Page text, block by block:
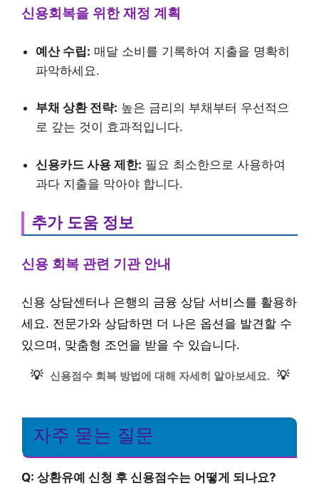
신용회복을 위한 재정 계획
예산 수립: 매달 소비를 기록하여 지출을 명확히
파악하세요.
부채 상환 전략: 높은 금리의 부채부터 우선적으
로 갚는 것이 효과적입니다.
신용카드 사용 제한: 필요 최소한으로 사용하여
과다 지출을 막아야 합니다.
추가 도움 정보
신용 회복 관련 기관 안내
신용 상담센터나 은행의 금융 상담 서비스를 활용하
세요. 전문가와 상담하면 더 나은 옵션을 발견할 수
있으며, 맞춤형 조언을 받을 수 있습니다.
💡 신용점수 회복 방법에 대해 자세히 알아보세요. 💡
자주 묻는 질문
Q: 상환유예 신청 후 신용점수는 어떻게 되나요?